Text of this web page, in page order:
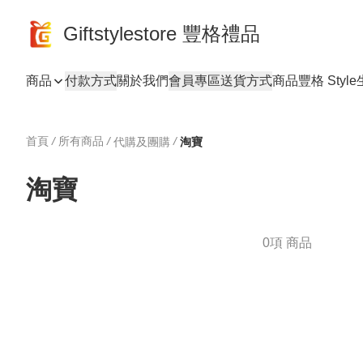
Giftstylestore 豐格禮品
商品 付款方式關於我們會員專區送貨方式商品豐格 Style
首頁 / 所有商品 / 代購及團購 / 淘寶
淘寶
0項 商品